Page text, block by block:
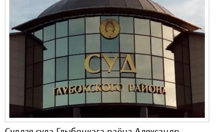
Дыскрымінацыя
Затрыманьні
Карная псыхіятрыя
КПЧ ААН
Культурныя правы
ЛПП
Мігранты